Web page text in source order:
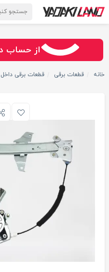
از حساب
خانه قطعات برقی قطعات برقی داخل